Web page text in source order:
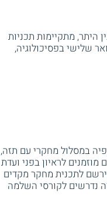
היתר, מתקיימות תכניות
שלישי בפסיכולוגיה,
במסלול מחקרי עם תזה,
ומעלה. כמו כן, המועמדים מוזמנים לראיון בפני ועדת
לתכנית מחקר מקדים
נדרשים לקורסי השלמה